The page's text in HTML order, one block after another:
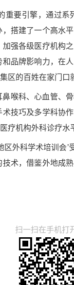
要引擎，通过
搭建了一个高水
强各级医疗机构
品牌影响力，在
的百姓在家门
喉科、心血管、
技巧及多学科协
疗机构外科诊疗水
区外科学术培训
术，借鉴外地成
扫一扫在手机打